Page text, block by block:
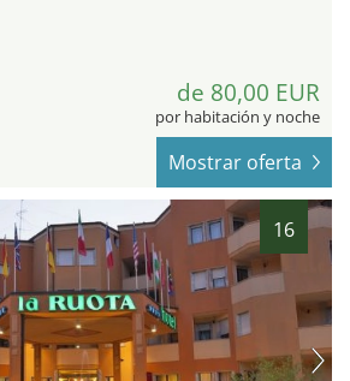
de 80,00 EUR
por habitación y noche
Mostrar oferta
16